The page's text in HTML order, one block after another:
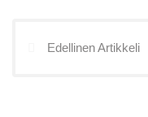
Edellinen Artikkeli